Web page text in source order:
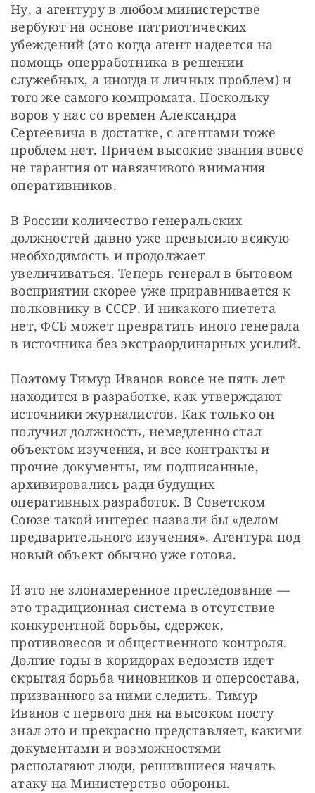
Ну, а агентуру в любом министерстве
вербуют на основе патриотических
убеждений (это когда агент надеется на
помощь оперработника в решении
служебных, а иногда и личных проблем) и
того же самого компромата. Поскольку
воров у нас со времен Александра
Сергеевича в достатке, с агентами тоже
проблем нет. Причем высокие звания вовсе
не гарантия от навязчивого внимания
оперативников.
В России количество генеральских
должностей давно уже превысило всякую
необходимость и продолжает
увеличиваться. Теперь генерал в бытовом
восприятии скорее уже приравнивается к
полковнику в СССР. И никакого пиетета
нет, ФСБ может превратить иного генерала
в источника без экстраординарных усилий.
Поэтому Тимур Иванов вовсе не пять лет
находится в разработке, как утверждают
источники журналистов. Как только он
получил должность, немедленно стал
объектом изучения, и все контракты и
прочие документы, им подписанные,
архивировались ради будущих
оперативных разработок. В Советском
Союзе такой интерес назвали бы «делом
предварительного изучения». Агентура под
новый объект обычно уже готова.
И это не злонамеренное преследование —
это традиционная система в отсутствие
конкурентной борьбы, сдержек,
противовесов и общественного контроля.
Долгие годы в коридорах ведомств идет
скрытая борьба чиновников и оперсостава,
призванного за ними следить. Тимур
Иванов с первого дня на высоком посту
знал это и прекрасно представляет, какими
документами и возможностями
располагают люди, решившиеся начать
атаку на Министерство обороны.